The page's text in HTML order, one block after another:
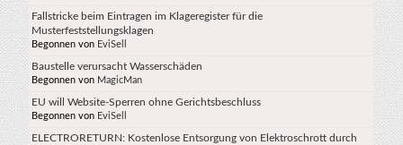
Fallstricke beim Eintragen im Klageregister für die
Musterfeststellungsklagen
Begonnen von EviSell
Baustelle verursacht Wasserschäden
Begonnen von MagicMan
EU will Website-Sperren ohne Gerichtsbeschluss
Begonnen von EviSell
ELECTRORETURN: Kostenlose Entsorgung von Elektroschrott durch